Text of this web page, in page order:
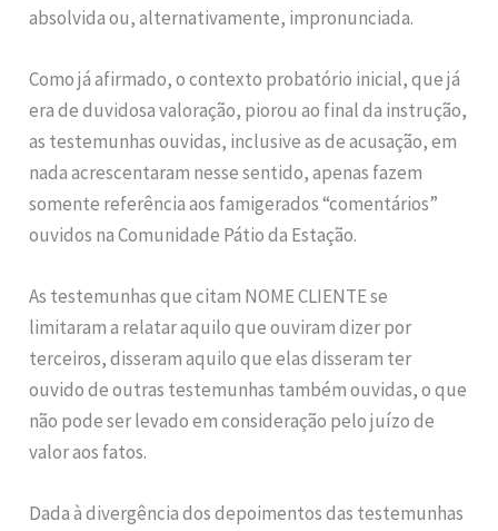
absolvida ou, alternativamente, impronunciada.
Como já afirmado, o contexto probatório inicial, que já
era de duvidosa valoração, piorou ao final da instrução,
as testemunhas ouvidas, inclusive as de acusação, em
nada acrescentaram nesse sentido, apenas fazem
somente referência aos famigerados “comentários”
ouvidos na Comunidade Pátio da Estação.
As testemunhas que citam NOME CLIENTE se
limitaram a relatar aquilo que ouviram dizer por
terceiros, disseram aquilo que elas disseram ter
ouvido de outras testemunhas também ouvidas, o que
não pode ser levado em consideração pelo juízo de
valor aos fatos.
Dada à divergência dos depoimentos das testemunhas